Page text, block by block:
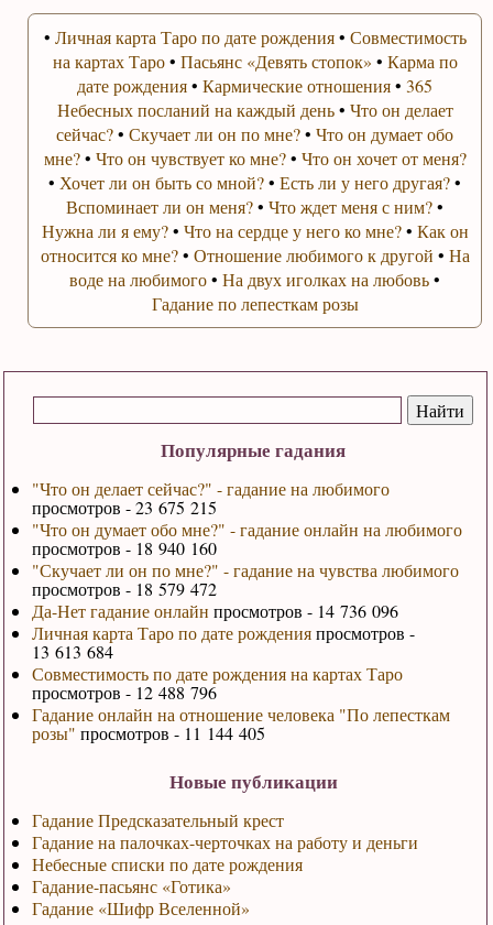
Популярные гадания
"Что он делает сейчас?" - гадание на любимого
просмотров - 23 675 215
"Что он думает обо мне?" - гадание онлайн на любимого
просмотров - 18 940 160
"Скучает ли он по мне?" - гадание на чувства любимого
просмотров - 18 579 472
Да-Нет гадание онлайн просмотров - 14 736 096
Личная карта Таро по дате рожденияпросмотров -
13 613 684
Совместимость по дате рождения на картах Таро
просмотров - 12 488 796
Гадание онлайн на отношение человека "По лепесткам
розы" просмотров - 11 144 405
Новые публикации
Гадание Предсказательный крест
Гадание на палочках-черточках на работу и деньги
Небесные списки по дате рождения
Гадание-пасьянс «Готика»
Гадание «Шифр Вселенной»
• Личная карта Таро по дате рождения• Совместимость
на картах Таро• Пасьянс «Девять стопок» • Карма по
дате рождения•Кармические отношения•365
Небесных посланий на каждый день• Что он делает
сейчас?•Скучает ли он по мне?•Что он думает обо
мне?• Что он чувствует ко мне?• Что он хочет от меня?
• Хочет ли он быть со мной?•Есть ли у него другая?•
Вспоминает ли он меня?•Что ждет меня с ним?•
Нужна ли я ему?• Что на сердце у него ко мне?• Как он
относится ко мне?• Отношение любимого к другой • На
воде на любимого•На двух иголках на любовь•
Гадание по лепесткам розы